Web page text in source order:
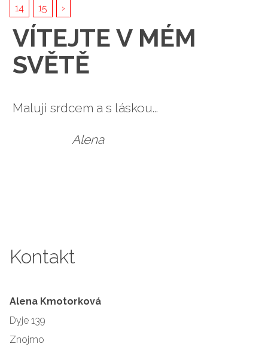
14
15 ›
VÍTEJTE V MÉM
SVĚTĚ
Maluji srdcem a s láskou...
Alena
Kontakt
Alena Kmotorková
Dyje 139
Znojmo